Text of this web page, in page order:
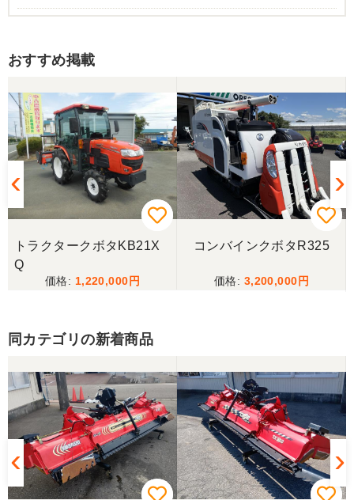
リピート購入させて頂きました。 ありがとうござい
香川県／井上
とても良くしてもらいました。また購入したいと思
います。
香川県／西川忠洋
丁寧な対応をしていただき計量選別機を無事持ち帰
けることが出来て大満足です。リンスクさんありが
10月にコンバインを購入させていただきました、香
川県から熊本県まで運んでもらい、 とても親切に機
械の説明をしていただき感謝しています。 そして、
この度無事に稲刈りを行い、終了しました。 農機リ
ンクスさん、ありがとうございました。
おすすめ掲載
トラクタークボタKB21X
Q
1,220,000
コンバインクボタR325
3,200,000
同カテゴリの新着商品